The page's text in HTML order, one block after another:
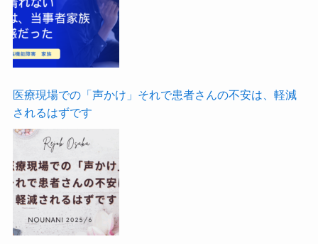
医療現場での「声かけ」それで患者さんの不安は、軽減
されるはずです